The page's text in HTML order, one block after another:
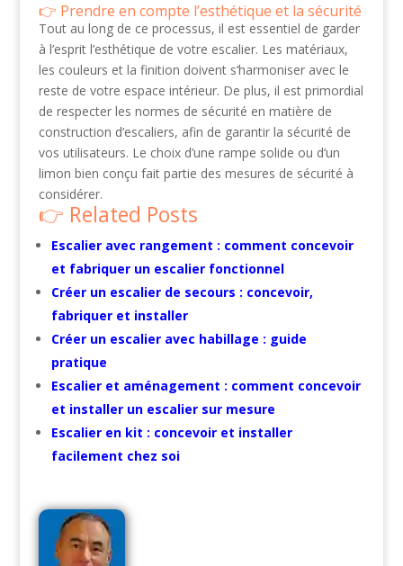
Prendre en compte l’esthétique et la sécurité
Tout au long de ce processus, il est essentiel de garder
à l’esprit l’esthétique de votre escalier. Les matériaux,
les couleurs et la finition doivent s’harmoniser avec le
reste de votre espace intérieur. De plus, il est primordial
de respecter les normes de sécurité en matière de
construction d’escaliers, afin de garantir la sécurité de
vos utilisateurs. Le choix d’une rampe solide ou d’un
limon bien conçu fait partie des mesures de sécurité à
considérer.
Related Posts
Escalier avec rangement : comment concevoir
et fabriquer un escalier fonctionnel
Créer un escalier de secours : concevoir,
fabriquer et installer
Créer un escalier avec habillage : guide
pratique
Escalier et aménagement : comment concevoir
et installer un escalier sur mesure
Escalier en kit : concevoir et installer
facilement chez soi